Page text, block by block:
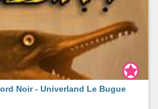
Noir - Univerland Le Bugue